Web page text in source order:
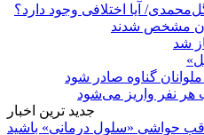
آیا اختلافی وجود دارد؟
گناوه صادر شود
جدید ترین اخبار